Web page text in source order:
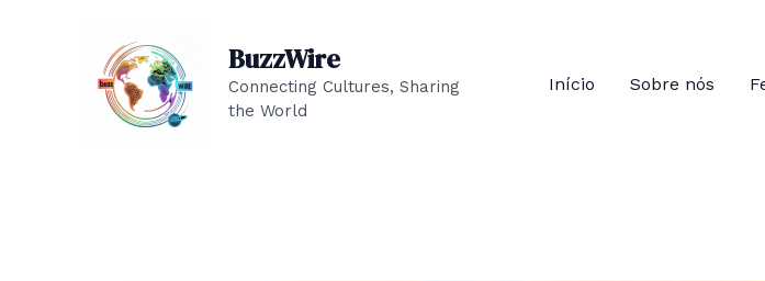
BuzzWire
Connecting Cultures, Sharing
the World
Início Sobre nós